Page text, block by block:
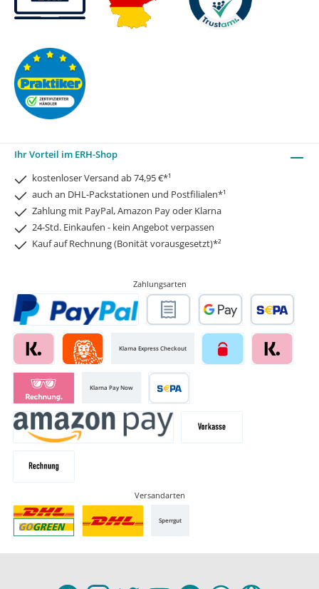
Ihr Vorteil im ERH-Shop
kostenloser Versand ab 74,95 €*¹
auch an DHL-Packstationen und Postfilialen*¹
Zahlung mit PayPal, Amazon Pay oder Klarna
24-Std. Einkaufen - kein Angebot verpassen
Kauf auf Rechnung (Bonität vorausgesetzt)*²
Zahlungsarten
Klarna Express Checkout
Klarna Pay Now
Versandarten
Sperrgut